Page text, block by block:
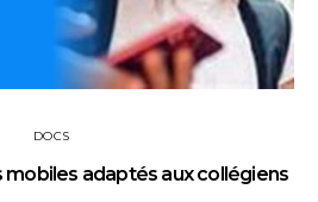
DOCS
adaptés aux collégiens